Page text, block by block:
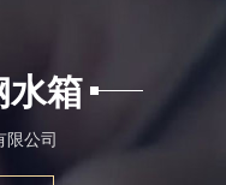
箱
限公司